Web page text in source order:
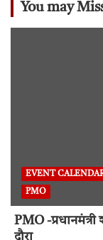
You may
EVENT
PMO
PMO -
दौरा